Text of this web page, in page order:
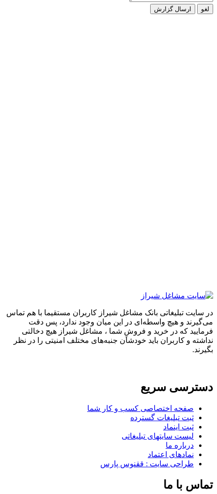
گزارش
بانک مشاغل شیراز کاربران مستقیما با هم تماس
و هیچ واسطه‌ای در این میان وجود ندارد، پس دقت
که در خرید و فروشِ شما ، مشاغل شیراز هیچ دخالتی
کاربران باید خودشان جنبه‌های مختلف امنیتی را در نظر
سریع
اختصاصی کسب و کار شما
تبلیغات گسترده
اینماد
سایتهای تبلیغاتی
ما
اعتماد
سایت : ققنوس پارس
ما